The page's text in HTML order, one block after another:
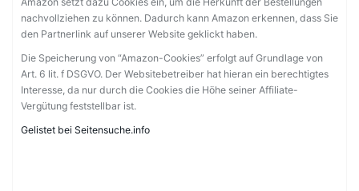
nachvollziehen zu können. Dadurch kann Amazon erkennen, dass Sie
den Partnerlink auf unserer Website geklickt haben.
Die Speicherung von “Amazon-Cookies” erfolgt auf Grundlage von
Art. 6 lit. f DSGVO. Der Websitebetreiber hat hieran ein berechtigtes
Interesse, da nur durch die Cookies die Höhe seiner Affiliate-
Vergütung feststellbar ist.
Gelistet bei Seitensuche.info